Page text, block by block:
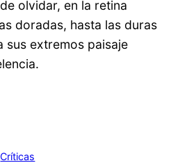
olvidar, en la retina
doradas, hasta las duras
sus extremos paisaje
Críticas